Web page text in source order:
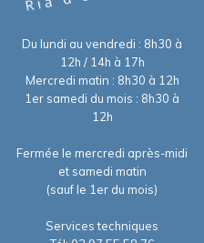
Du lundi au vendredi : 8h30 à
12h / 14h à 17h
Mercredi matin : 8h30 à 12h
1er samedi du mois : 8h30 à
12h
Fermée le mercredi après-midi
et samedi matin
(sauf le 1er du mois)
Services techniques